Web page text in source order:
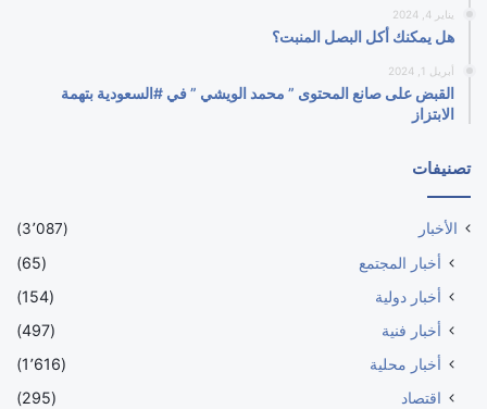
يناير 4, 2024
هل يمكنك أكل البصل المنبت؟
أبريل 1, 2024
القبض على صانع المحتوى ” محمد الويشي ” في #السعودية بتهمة
الابتزاز
تصنيفات
الأخبار (3٬087)
أخبار المجتمع
(65)
أخبار دولية
(154)
أخبار فنية
(497)
أخبار محلية
(1٬616)
اقتصاد
(295)